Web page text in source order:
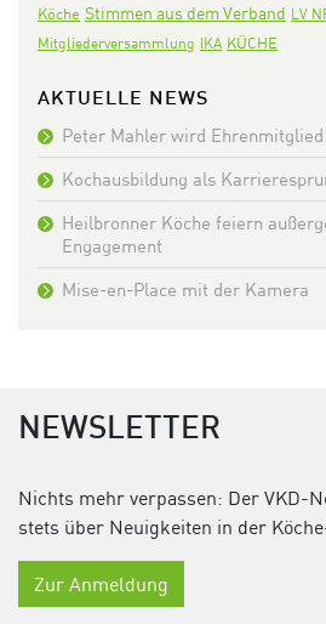
Köche Stimmen aus dem Verband LV
Mitgliederversammlung IKA KÜCHE
AKTUELLE NEWS
Peter Mahler wird
Kochausbildung als
Heilbronner Köche feiern
Engagement
Mise-en-Place mit der Kamera
NEWSLETTER
Nichts mehr verpassen: Der VKD-
stets über Neuigkeiten in der
Zur Anmeldung